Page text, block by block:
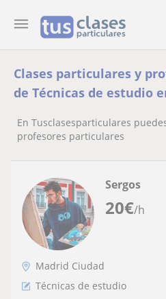
Clases particulares y
de Técnicas de estudio
En Tusclasesparticulares
profesores particulares
20€/h
Sergos
Madrid Ciudad
Técnicas de estudio